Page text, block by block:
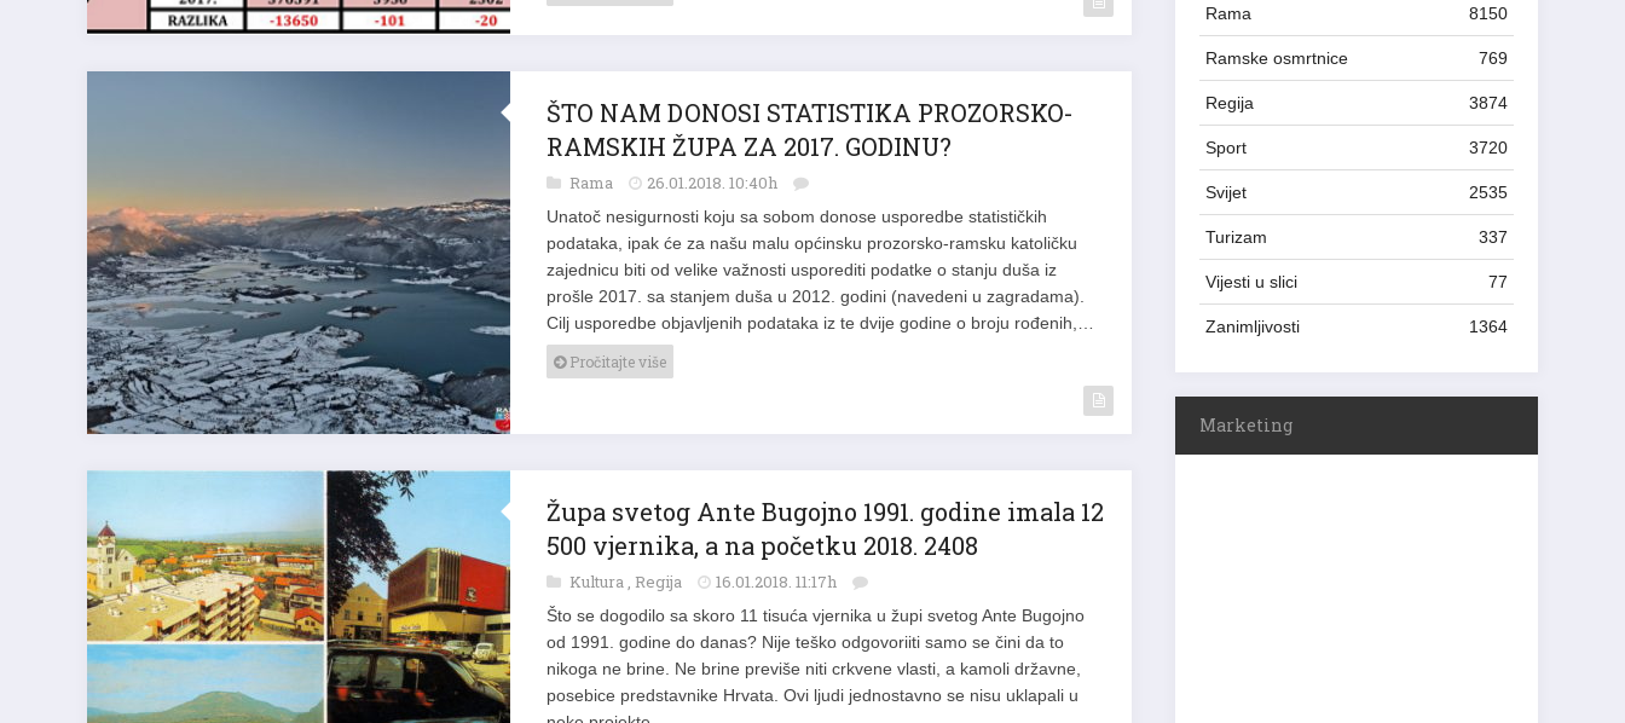
ŠTO NAM DONOSI STATISTIKA PROZORSKO-
RAMSKIH ŽUPA ZA 2017. GODINU?
Rama 26.01.2018. 10:40h
Unatoč nesigurnosti koju sa sobom donose usporedbe statističkih
podataka, ipak će za našu malu općinsku prozorsko-ramsku katoličku
zajednicu biti od velike važnosti usporediti podatke o stanju duša iz
prošle 2017. sa stanjem duša u 2012. godini (navedeni u zagradama).
Cilj usporedbe objavljenih podataka iz te dvije godine o broju rođenih,…
Pročitajte više
Župa svetog Ante Bugojno 1991. godine imala 12
500 vjernika, a na početku 2018. 2408
Kultura , Regija 16.01.2018. 11:17h
Što se dogodilo sa skoro 11 tisuća vjernika u župi svetog Ante Bugojno
od 1991. godine do danas? Nije teško odgovoriiti samo se čini da to
nikoga ne brine. Ne brine previše niti crkvene vlasti, a kamoli državne,
posebice predstavnike Hrvata. Ovi ljudi jednostavno se nisu uklapali u
Rama 8150
Ramske osmrtnice 769
Regija 3874
Sport 3720
Svijet 2535
Turizam 337
Vijesti u slici 77
Zanimljivosti 1364
Marketing